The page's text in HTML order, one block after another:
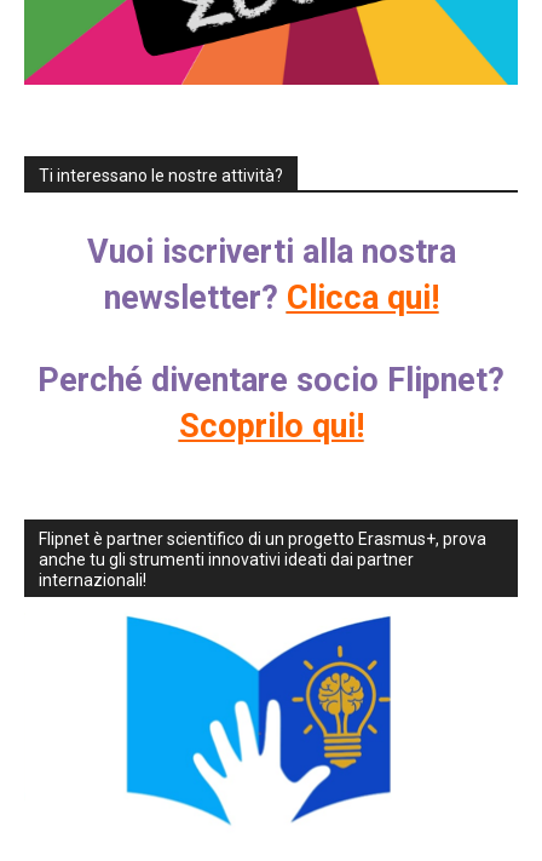
Ti interessano le nostre attività?
Vuoi iscriverti alla nostra
newsletter? Clicca qui!
Perché diventare socio Flipnet?
Scoprilo qui!
Flipnet è partner scientifico di un progetto Erasmus+, prova
anche tu gli strumenti innovativi ideati dai partner
internazionali!